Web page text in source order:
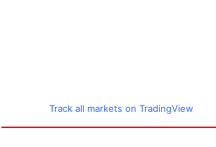
Track all markets on TradingView